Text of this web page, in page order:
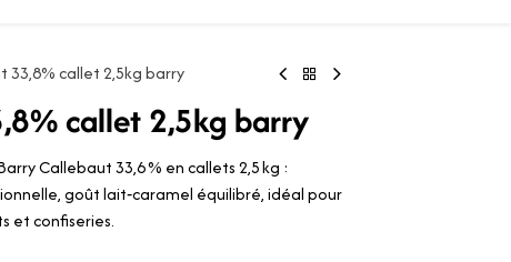
33,8% callet 2,5kg barry
callet 2,5kg barry
Callebaut 33,6 % en callets 2,5 kg :
goût lait‑caramel équilibré, idéal pour
et confiseries.